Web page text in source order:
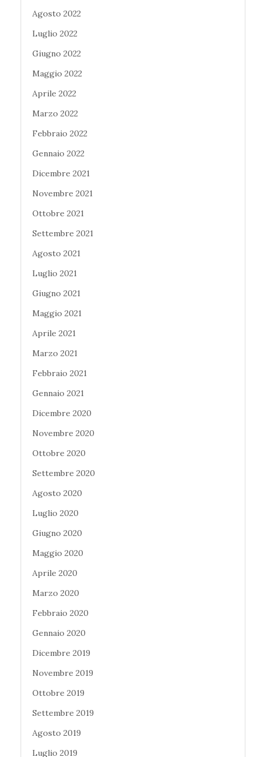
Agosto 2022
Luglio 2022
Giugno 2022
Maggio 2022
Aprile 2022
Marzo 2022
Febbraio 2022
Gennaio 2022
Dicembre 2021
Novembre 2021
Ottobre 2021
Settembre 2021
Agosto 2021
Luglio 2021
Giugno 2021
Maggio 2021
Aprile 2021
Marzo 2021
Febbraio 2021
Gennaio 2021
Dicembre 2020
Novembre 2020
Ottobre 2020
Settembre 2020
Agosto 2020
Luglio 2020
Giugno 2020
Maggio 2020
Aprile 2020
Marzo 2020
Febbraio 2020
Gennaio 2020
Dicembre 2019
Novembre 2019
Ottobre 2019
Settembre 2019
Agosto 2019
Luglio 2019